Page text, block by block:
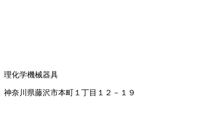
理化学機械器具
神奈川県藤沢市本町１丁目１２－１９